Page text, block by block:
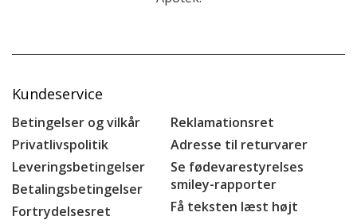
Kundeservice
Betingelser og vilkår
Privatlivspolitik
Leveringsbetingelser
Betalingsbetingelser
Fortrydelsesret
Reklamationsret
Adresse til returvarer
Se fødevarestyrelses
smiley-rapporter
Få teksten læst højt